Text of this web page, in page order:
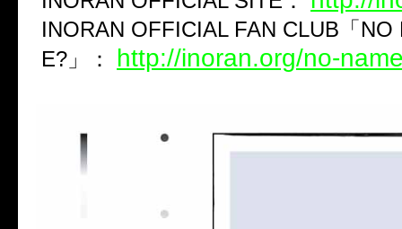
INORAN OFFICIAL FAN CLUB「NO
E?」：
http://inoran.org/no-